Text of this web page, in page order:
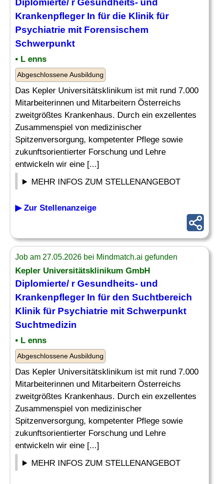
Diplomierte/ r Gesundheits- und
KrankenpflegerIn für die Klinik für
Psychiatrie mit Forensischem
Schwerpunkt
• L enns
Abgeschlossene Ausbildung
Das Kepler Universitätsklinikum ist mit rund 7.000
Mitarbeiterinnen und Mitarbeitern Österreichs
zweitgrößtes Krankenhaus. Durch ein exzellentes
Zusammenspiel von medizinischer
Spitzenversorgung, kompetenter Pflege sowie
zukunftsorientierter Forschung und Lehre
entwickeln wir eine [...]
MEHR INFOS ZUM STELLENANGEBOT
▶ Zur Stellenanzeige
Job am 27.05.2026 bei Mindmatch.ai gefunden
Kepler Universitätsklinikum GmbH
Diplomierte/ r Gesundheits- und
KrankenpflegerIn für den Suchtbereich
Klinik für Psychiatrie mit Schwerpunkt
Suchtmedizin
• L enns
Abgeschlossene Ausbildung
Das Kepler Universitätsklinikum ist mit rund 7.000
Mitarbeiterinnen und Mitarbeitern Österreichs
zweitgrößtes Krankenhaus. Durch ein exzellentes
Zusammenspiel von medizinischer
Spitzenversorgung, kompetenter Pflege sowie
zukunftsorientierter Forschung und Lehre
entwickeln wir eine [...]
MEHR INFOS ZUM STELLENANGEBOT